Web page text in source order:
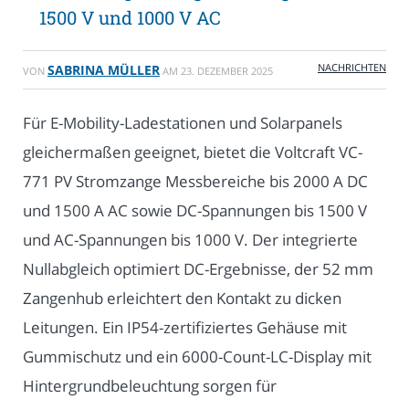
1500 V und 1000 V AC
VON SABRINA MÜLLER AM 23. DEZEMBER 2025 NACHRICHTEN
Für E-Mobility-Ladestationen und Solarpanels
gleichermaßen geeignet, bietet die Voltcraft VC-
771 PV Stromzange Messbereiche bis 2000 A DC
und 1500 A AC sowie DC-Spannungen bis 1500 V
und AC-Spannungen bis 1000 V. Der integrierte
Nullabgleich optimiert DC-Ergebnisse, der 52 mm
Zangenhub erleichtert den Kontakt zu dicken
Leitungen. Ein IP54-zertifiziertes Gehäuse mit
Gummischutz und ein 6000-Count-LC-Display mit
Hintergrundbeleuchtung sorgen für